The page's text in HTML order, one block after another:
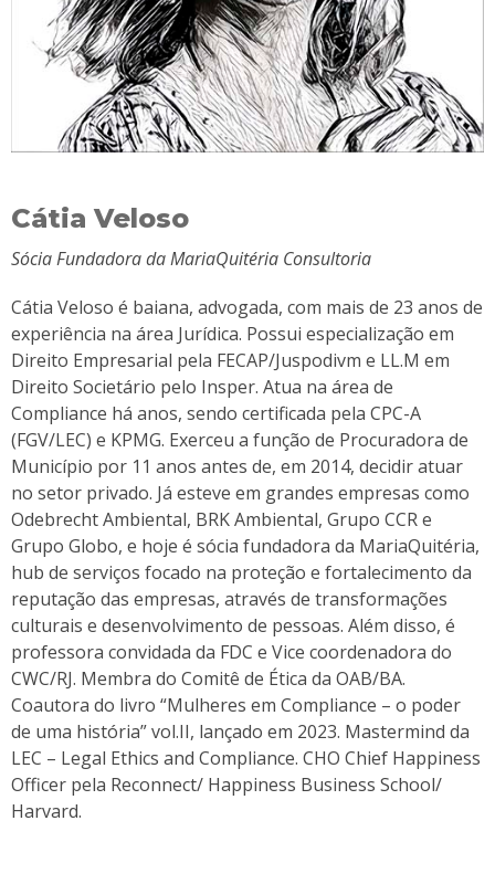
Cátia Veloso
Sócia Fundadora da MariaQuitéria Consultoria
Cátia Veloso é baiana, advogada, com mais de 23 anos de
experiência na área Jurídica. Possui especialização em
Direito Empresarial pela FECAP/Juspodivm e LL.M em
Direito Societário pelo Insper. Atua na área de
Compliance há anos, sendo certificada pela CPC-A
(FGV/LEC) e KPMG. Exerceu a função de Procuradora de
Município por 11 anos antes de, em 2014, decidir atuar
no setor privado. Já esteve em grandes empresas como
Odebrecht Ambiental, BRK Ambiental, Grupo CCR e
Grupo Globo, e hoje é sócia fundadora da MariaQuitéria,
hub de serviços focado na proteção e fortalecimento da
reputação das empresas, através de transformações
culturais e desenvolvimento de pessoas. Além disso, é
professora convidada da FDC e Vice coordenadora do
CWC/RJ. Membra do Comitê de Ética da OAB/BA.
Coautora do livro “Mulheres em Compliance – o poder
de uma história” vol.II, lançado em 2023. Mastermind da
LEC – Legal Ethics and Compliance. CHO Chief Happiness
Officer pela Reconnect/ Happiness Business School/
Harvard.